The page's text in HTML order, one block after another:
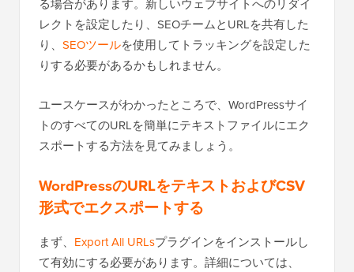
る場合があります。新しいウェブサイトへのリダイ
レクトを設定したり、SEOチームとURLを共有した
り、 SEOツールを使用してトラッキングを設定した
りする必要があるかもしれません。
ユースケースがわかったところで、WordPressサイ
トのすべてのURLを簡単にテキストファイルにエク
スポートする方法を見てみましょう。
WordPressのURLをテキストおよびCSV
形式でエクスポートする
まず、 Export All URLsプラグインをインストールし
て有効にする必要があります。詳細については、